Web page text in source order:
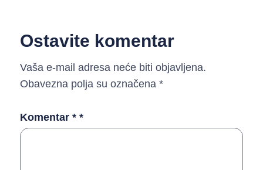
Ostavite komentar
Vaša e-mail adresa neće biti objavljena.
Obavezna polja su označena *
Komentar * *